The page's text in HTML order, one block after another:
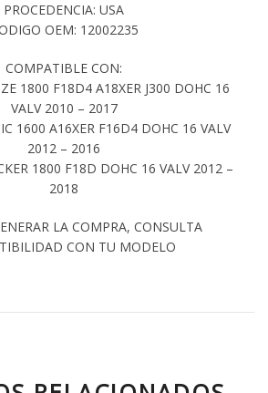
PROCEDENCIA: USA
OEM: 12002235
COMPATIBLE CON:
1800 F18D4 A18XER J300 DOHC 16
VALV 2010 – 2017
1600 A16XER F16D4 DOHC 16 VALV
2012 – 2016
1800 F18D DOHC 16 VALV 2012 –
2018
LA COMPRA, CONSULTA
CON TU MODELO